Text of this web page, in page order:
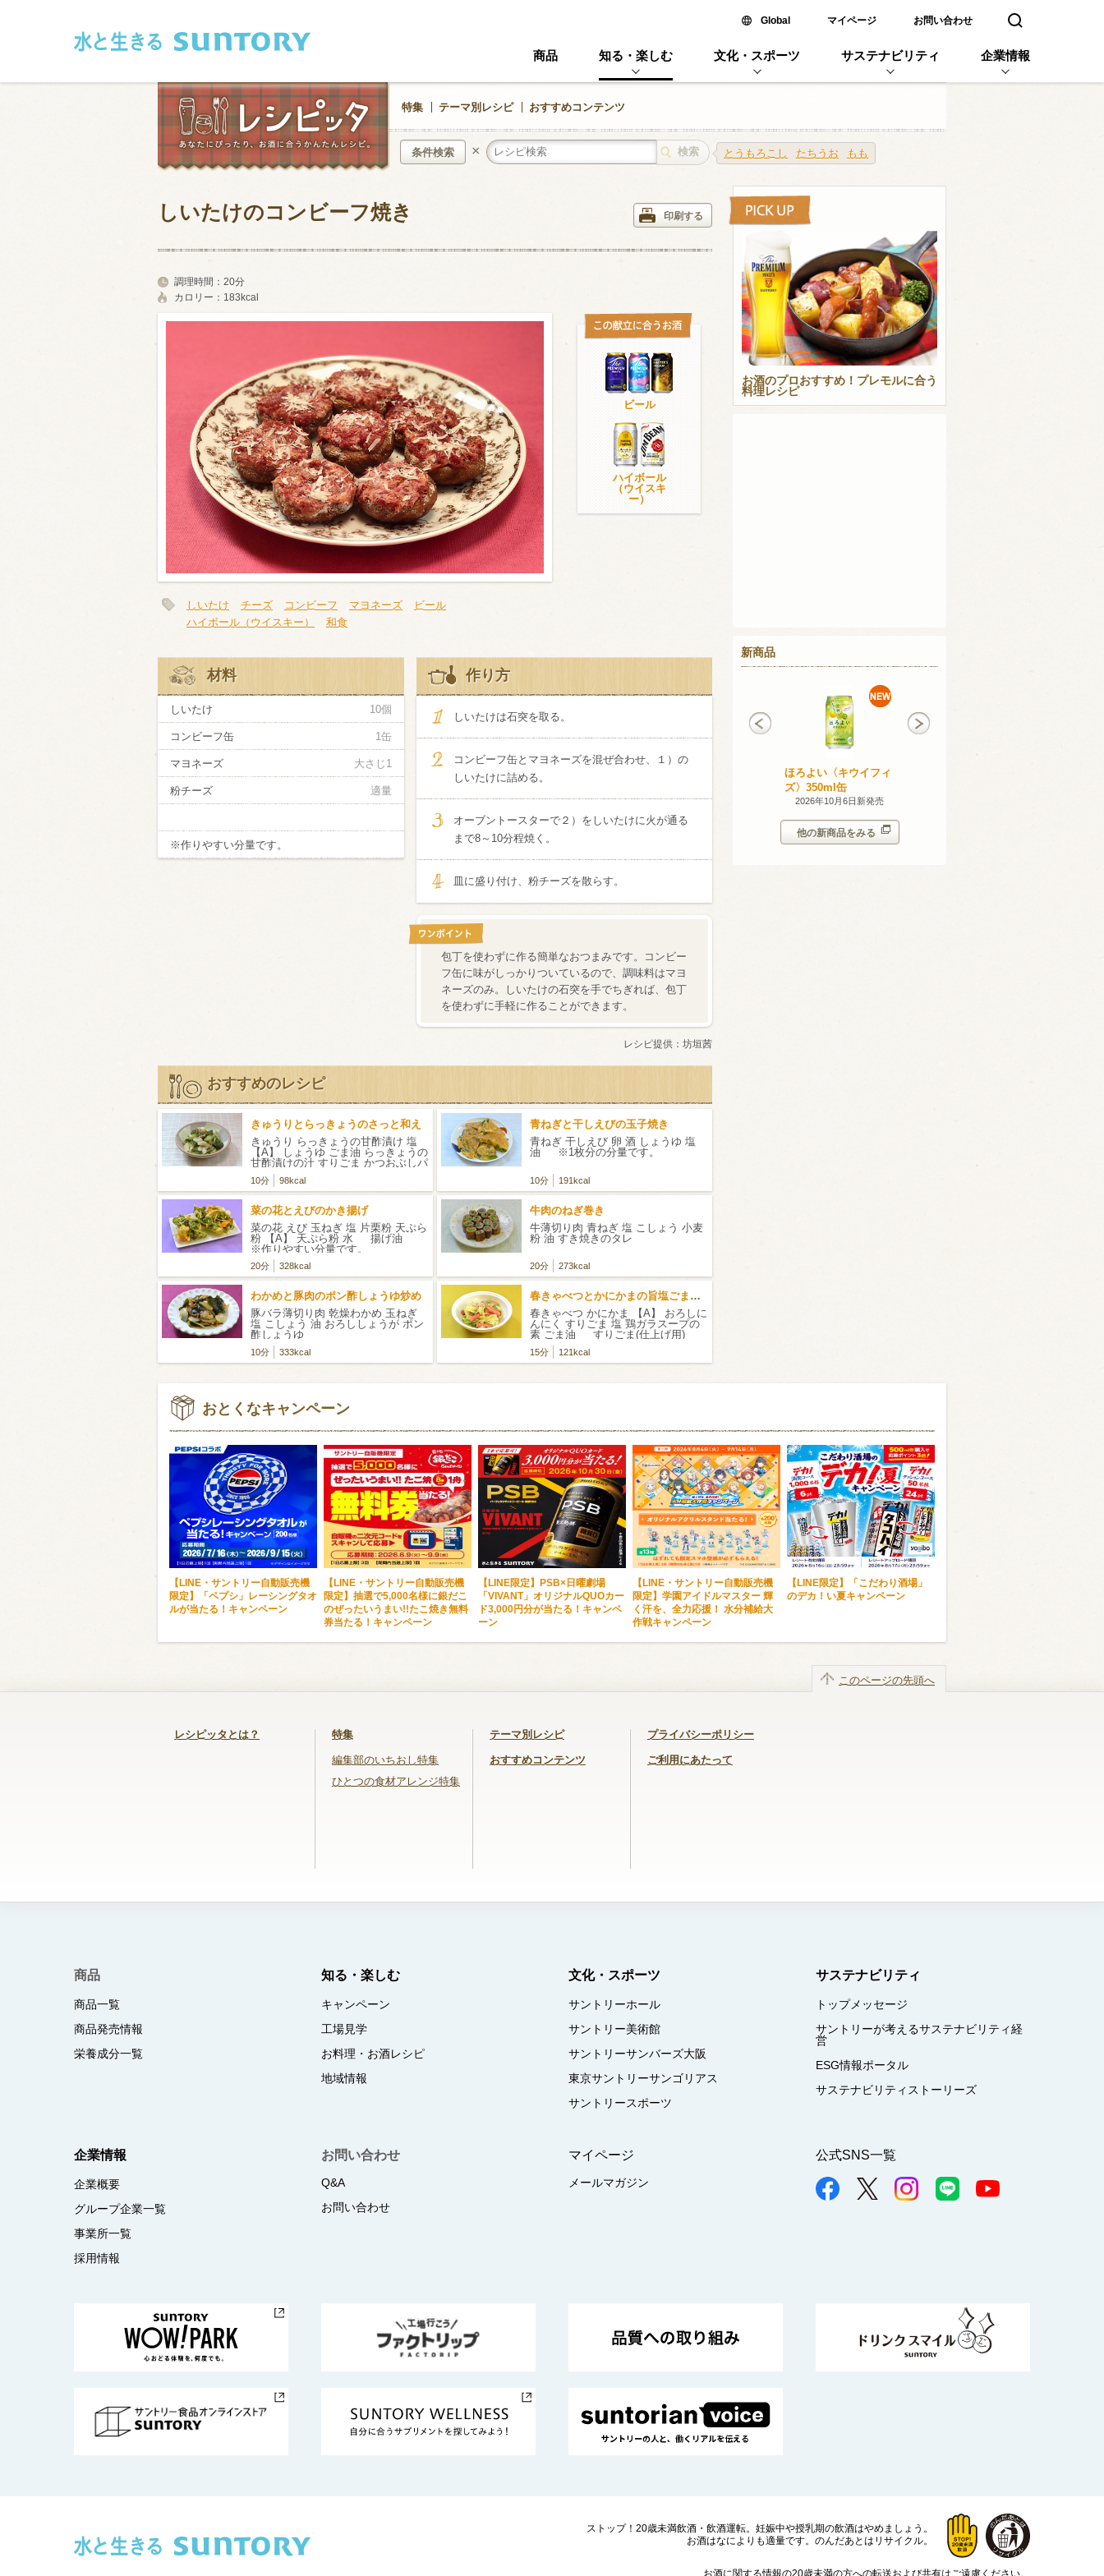
Global新しいウィンドウで開く
マイページ お問い合わせ 検索窓を開く
商品 知る・楽しむ 文化・スポーツ サステナビリティ 企業情報
特集 テーマ別レシピ おすすめコンテンツ
とうもろこし たちうお もも
条件検索 ×
和食 洋食 イタリアン
くだもの
その他
ビール ハイボール（ウイスキー） ウイスキー・ブランデー 焼酎
赤ワイン 白ワイン
検索
しいたけのコンビーフ焼き 印刷する
調理時間： 20分
カロリー： 183kcal
ビール
ハイボール
（ウイスキ
ー）
しいたけ チーズ コンビーフ マヨネーズ
ビール
ハイボール（ウイスキー）
和食
材料
しいたけ 10個
コンビーフ缶 1缶
マヨネーズ 大さじ1
粉チーズ 適量
※作りやすい分量です。
作り方
しいたけは石突を取る。
コンビーフ缶とマヨネーズを混ぜ合わせ、１）の
しいたけに詰める。
オーブントースターで２）をしいたけに火が通る
まで8～10分程焼く。
皿に盛り付け、粉チーズを散らす。
包丁を使わずに作る簡単なおつまみです。コンビー
フ缶に味がしっかりついているので、調味料はマヨ
ネーズのみ。しいたけの石突を手でちぎれば、包丁
を使わずに手軽に作ることができます。
レシピ提供： 坊垣茜
おすすめのレシピ
きゅうりとらっきょうのさっと和え
きゅうり らっきょうの甘酢漬け 塩
【A】 しょうゆ ごま油 らっきょうの
甘酢漬けの汁 すりごま かつおぶしパ
ック
10分 98kcal
青ねぎと干しえびの玉子焼き
青ねぎ 干しえび 卵 酒 しょうゆ 塩
油 ※1枚分の分量です。
10分 191kcal
菜の花とえびのかき揚げ
菜の花 えび 玉ねぎ 塩 片栗粉 天ぷら
粉 【A】 天ぷら粉 水 揚げ油
※作りやすい分量です。
20分 328kcal
牛肉のねぎ巻き
牛薄切り肉 青ねぎ 塩 こしょう 小麦
粉 油 すき焼きのタレ
20分 273kcal
わかめと豚肉のポン酢しょうゆ炒め
豚バラ薄切り肉 乾燥わかめ 玉ねぎ
塩 こしょう 油 おろししょうが ポン
酢しょうゆ
10分 333kcal
春きゃべつとかにかまの旨塩ごまだれ
春きゃべつ かにかま 【A】 おろしに
んにく すりごま 塩 鶏ガラスープの
素 ごま油 すりごま(仕上げ用)
15分 121kcal
お酒のプロおすすめ！プレモルに合う
料理レシピ
新商品
ほろよい〈キウイフィ
ズ〉350ml缶
2026年10月6日新発売
750ml瓶
2026年7月14日新発売
他の新商品をみる
おとくなキャンペーン
【LINE・サントリー自動販売機
限定】「ペプシ」レーシングタオ
ルが当たる！キャンペーン
【LINE・サントリー自動販売機
限定】抽選で5,000名様に銀だこ
のぜったいうまい!!たこ焼き無料
券当たる！キャンペーン
【LINE限定】PSB×日曜劇場
「VIVANT」オリジナルQUOカー
ド3,000円分が当たる！キャンペ
ーン
【LINE・サントリー自動販売機
限定】学園アイドルマスター 輝
く汗を、全力応援！ 水分補給大
作戦キャンペーン
【LINE限定】「こだわり酒場」
のデカ！い夏キャンペーン
レシピッタとは？ 特集
編集部のいちおし特集
ひとつの食材アレンジ特集
テーマ別レシピ
おすすめコンテンツ
プライバシーポリシー
ご利用にあたって
このページの先頭へ
商品
商品一覧
商品発売情報
栄養成分一覧
知る・楽しむ
キャンペーン
工場見学
お料理・お酒レシピ
地域情報
文化・スポーツ
サントリーホール
サントリー美術館
サントリーサンバーズ大阪
東京サントリーサンゴリアス
サントリースポーツ
サステナビリティ
トップメッセージ
サントリーが考えるサステナビリティ経
営
ESG情報ポータル
サステナビリティストーリーズ
企業情報
企業概要
グループ企業一覧
事業所一覧
採用情報
お問い合わせ
Q&A
お問い合わせ
マイページ
メールマガジン
公式SNS一覧
ストップ！20歳未満飲酒・飲酒運転。 妊娠中や授乳期の飲酒はやめましょう。
お酒はなによりも適量です。 のんだあとはリサイクル。
お酒に関する情報の20歳未満の方への転送および共有はご遠慮ください。